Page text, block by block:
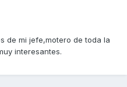
de mi jefe,motero de toda la
interesantes.